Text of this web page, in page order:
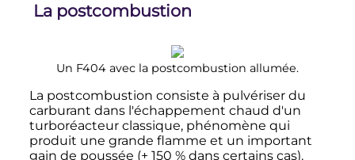
La postcombustion
Un F404 avec la postcombustion allumée.
La postcombustion consiste à pulvériser du
carburant dans l'échappement chaud d'un
turboréacteur classique, phénomène qui
produit une grande flamme et un important
gain de poussée (+ 150 % dans certains cas).